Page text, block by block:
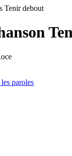
Tenir debout
paroles